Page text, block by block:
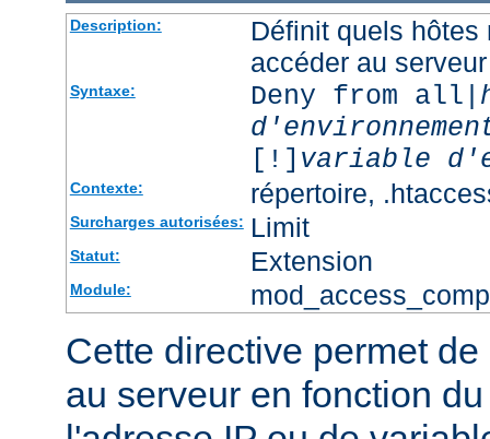
Description:
Définit quels
accéder au serveur
Syntaxe: Deny from all|
[!] variable
Contexte: répertoire,
Surcharges autorisées: Limit
Statut: Extension
Module:
Cette directive permet
au serveur en fonction